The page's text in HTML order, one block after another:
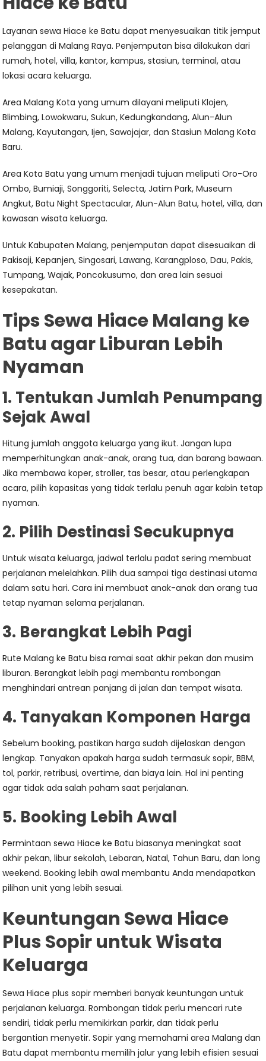
Layanan sewa Hiace ke Batu dapat menyesuaikan titik jemput
pelanggan di Malang Raya. Penjemputan bisa dilakukan dari
rumah, hotel, villa, kantor, kampus, stasiun, terminal, atau
lokasi acara keluarga.
Area Malang Kota yang umum dilayani meliputi Klojen,
Blimbing, Lowokwaru, Sukun, Kedungkandang, Alun-Alun
Malang, Kayutangan, Ijen, Sawojajar, dan Stasiun Malang Kota
Baru.
Area Kota Batu yang umum menjadi tujuan meliputi Oro-Oro
Ombo, Bumiaji, Songgoriti, Selecta, Jatim Park, Museum
Angkut, Batu Night Spectacular, Alun-Alun Batu, hotel, villa, dan
kawasan wisata keluarga.
Untuk Kabupaten Malang, penjemputan dapat disesuaikan di
Pakisaji, Kepanjen, Singosari, Lawang, Karangploso, Dau, Pakis,
Tumpang, Wajak, Poncokusumo, dan area lain sesuai
kesepakatan.
Tips Sewa Hiace Malang ke
Batu agar Liburan Lebih
Nyaman
1. Tentukan Jumlah Penumpang
Sejak Awal
Hitung jumlah anggota keluarga yang ikut. Jangan lupa
memperhitungkan anak-anak, orang tua, dan barang bawaan.
Jika membawa koper, stroller, tas besar, atau perlengkapan
acara, pilih kapasitas yang tidak terlalu penuh agar kabin tetap
nyaman.
2. Pilih Destinasi Secukupnya
Untuk wisata keluarga, jadwal terlalu padat sering membuat
perjalanan melelahkan. Pilih dua sampai tiga destinasi utama
dalam satu hari. Cara ini membuat anak-anak dan orang tua
tetap nyaman selama perjalanan.
3. Berangkat Lebih Pagi
Rute Malang ke Batu bisa ramai saat akhir pekan dan musim
liburan. Berangkat lebih pagi membantu rombongan
menghindari antrean panjang di jalan dan tempat wisata.
4. Tanyakan Komponen Harga
Sebelum booking, pastikan harga sudah dijelaskan dengan
lengkap. Tanyakan apakah harga sudah termasuk sopir, BBM,
tol, parkir, retribusi, overtime, dan biaya lain. Hal ini penting
agar tidak ada salah paham saat perjalanan.
5. Booking Lebih Awal
Permintaan sewa Hiace ke Batu biasanya meningkat saat
akhir pekan, libur sekolah, Lebaran, Natal, Tahun Baru, dan long
weekend. Booking lebih awal membantu Anda mendapatkan
pilihan unit yang lebih sesuai.
Keuntungan Sewa Hiace
Plus Sopir untuk Wisata
Keluarga
Sewa Hiace plus sopir memberi banyak keuntungan untuk
perjalanan keluarga. Rombongan tidak perlu mencari rute
sendiri, tidak perlu memikirkan parkir, dan tidak perlu
bergantian menyetir. Sopir yang memahami area Malang dan
Batu dapat membantu memilih jalur yang lebih efisien sesuai